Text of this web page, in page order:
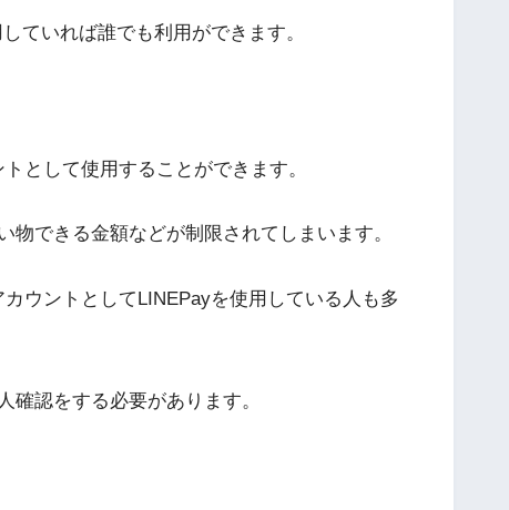
ていれば誰でも利用ができます。
として使用することができます。
できる金額などが制限されてしまいます。
ウントとしてLINEPayを使用している人も多
確認をする必要があります。